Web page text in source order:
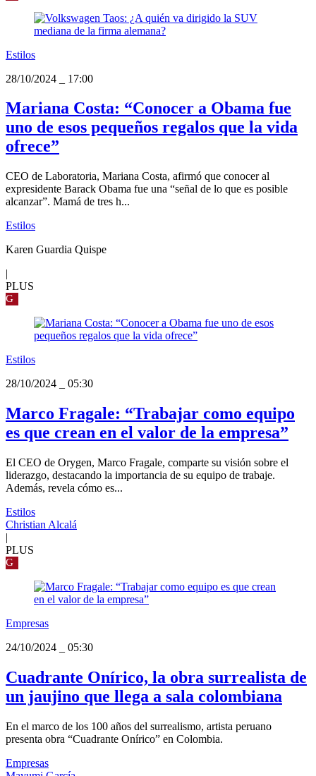
Estilos
28/10/2024
17:00
Mariana Costa: “Conocer a Obama fue
uno de esos pequeños regalos que la vida
ofrece”
CEO de Laboratoria, Mariana Costa, afirmó que conocer al
expresidente Barack Obama fue una “señal de lo que es posible
alcanzar”. Mamá de tres h...
Estilos
Karen Guardia Quispe
|
PLUS
G
Estilos
28/10/2024
05:30
Marco Fragale: “Trabajar como equipo
es que crean en el valor de la empresa”
El CEO de Orygen, Marco Fragale, comparte su visión sobre el
liderazgo, destacando la importancia de su equipo de trabaje.
Además, revela cómo es...
Estilos
Christian Alcalá
|
PLUS
G
Empresas
24/10/2024
05:30
Cuadrante Onírico, la obra surrealista de
un jaujino que llega a sala colombiana
En el marco de los 100 años del surrealismo, artista peruano
presenta obra “Cuadrante Onírico” en Colombia.
Empresas